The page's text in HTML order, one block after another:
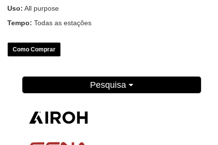
Uso: All purpose
Tempo: Todas as estações
Como Comprar
Pesquisa